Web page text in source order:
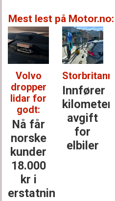
Mest lest på Motor.no:
Volvo
dropper
lidar for
godt:
Nå får
norske
kunder
18.000
kr i
erstatning
Innfører
kilometer­
avgift
for
elbiler